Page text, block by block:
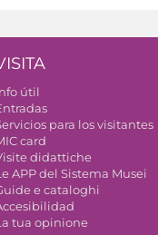
útil
para los visitantes
card
didattiche
APP del Sistema Musei
e cataloghi
tua opinione